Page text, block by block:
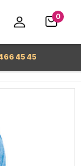
45 45
0